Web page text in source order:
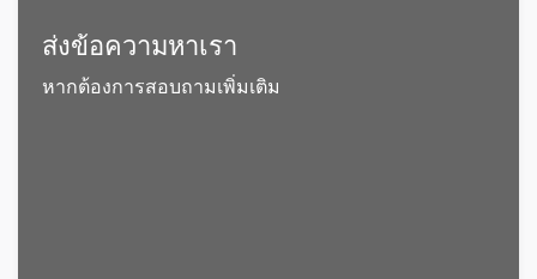
ส่งข้อความหาเรา
หากต้องการสอบถามเพิ่มเติม